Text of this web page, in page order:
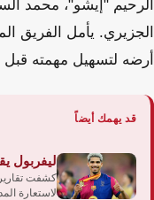
الرحيم "إيشو"، محمد
الجزيري. يأمل الفريق
أرضه لتسهيل مهمته قبل
قد يهمك أيضاً
ليفربول
كشفت
لاستعارة